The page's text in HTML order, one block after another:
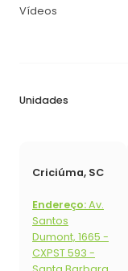
Vídeos
Unidades
Criciúma, SC
Endereço:Av.
Santos
Dumont, 1665 -
CXPST 593 -